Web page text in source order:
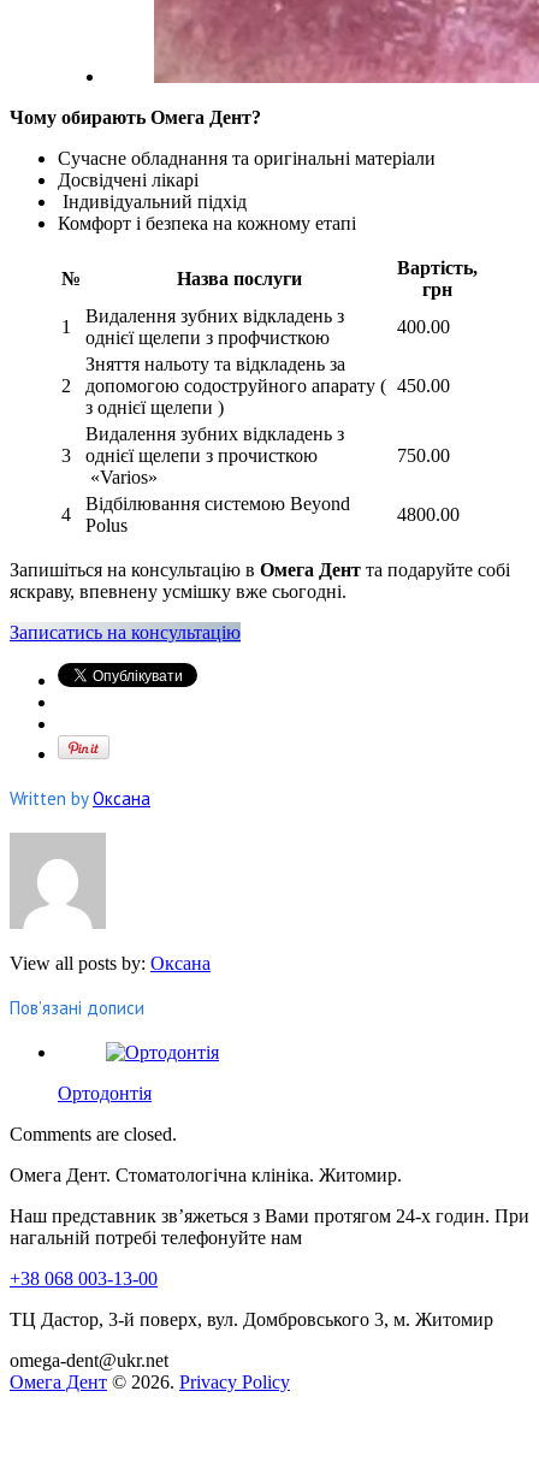
Чому обирають Омега Дент?
Сучасне обладнання та оригінальні матеріали
Досвідчені лікарі
Індивідуальний підхід
Комфорт і безпека на кожному етапі
№ Назва послуги
Вартість,
грн
1
Видалення зубних відкладень з
однієї щелепи з профчисткою
400.00
2
Зняття нальоту та відкладень за
допомогою содоструйного апарату (
з однієї щелепи )
450.00
3
Видалення зубних відкладень з
однієї щелепи з прочисткою
«Varios»
750.00
4
Відбілювання системою Beyond
Polus
4800.00
Запишіться на консультацію в Омега Дент та подаруйте собі
яскраву, впевнену усмішку вже сьогодні.
Записатись на консультацію
Written byОксана
View all posts by: Оксана
Пов’язані дописи
Ортодонтія
Comments are closed.
Омега Дент. Стоматологічна клініка. Житомир.
Наш представник зв’яжеться з Вами протягом 24-х годин. При
нагальній потребі телефонуйте нам
+38 068 003-13-00
ТЦ Дастор, 3-й поверх, вул. Домбровського 3, м. Житомир
omega-dent@ukr.net
Омега Дент © 2026. Privacy Policy